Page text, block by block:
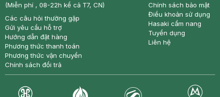
(Miễn phí , 08-22h kể cả T7, CN)
Các câu hỏi thường gặp
Gửi yêu cầu hỗ trợ
Hướng dẫn đặt hàng
Phương thức thanh toán
Phương thức vận chuyển
Chính sách đổi trả
Chính sách bảo mật
Điều khoản sử dụng
Hasaki cẩm nang
Tuyển dụng
Liên hệ